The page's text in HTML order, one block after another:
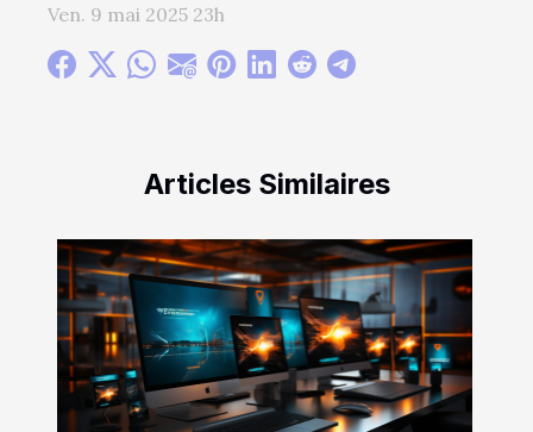
Articles Similaires
Ven. 9 mai 2025 23h